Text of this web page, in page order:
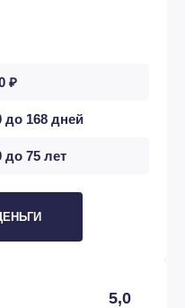
₽
до 168 дней
до 75 лет
5,0